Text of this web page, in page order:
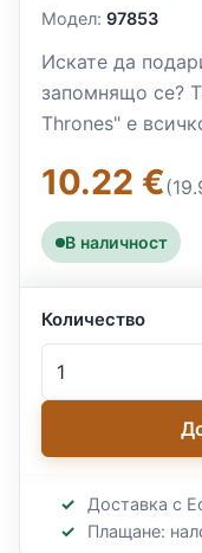
Модел:97853
Искате да
запомнящо се?
Thrones" е
10.22 €
В наличност
Количество
Доставка с
Плащане: